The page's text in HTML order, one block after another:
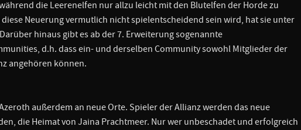
die Leerenelfen nur allzu leicht mit den Blutelfen der Horde zu
Neuerung vermutlich nicht spielentscheidend sein wird, hat sie unter
hinaus gibt es ab der 7. Erweiterung sogenannte
d.h. dass ein- und derselben Community sowohl Mitglieder der
angehören können.
außerdem an neue Orte. Spieler der Allianz werden das neue
die Heimat von Jaina Prachtmeer. Nur wer unbeschadet und erfolgreich